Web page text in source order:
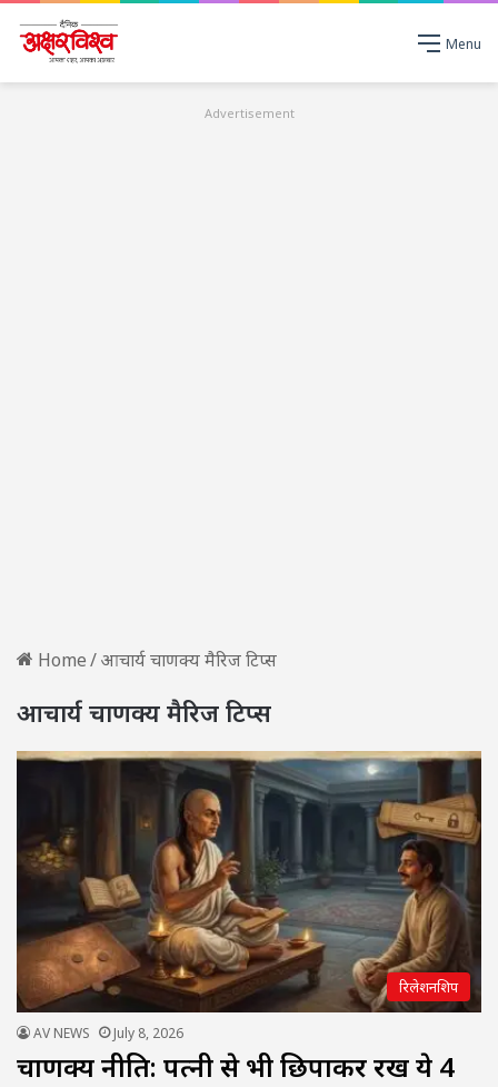
Menu
Advertisement
Home/आचार्य चाणक्य मैरिज टिप्स
आचार्य चाणक्य मैरिज टिप्स
रिलेशनशिप
AV NEWS July 8, 2026
चाणक्य नीति: पत्नी से भी छिपाकर रखें ये 4